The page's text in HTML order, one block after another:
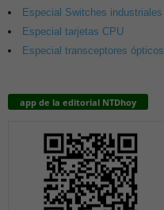
Especial Switches industriales
Especial tarjetas CPU
Especial transceptores ópticos
app de la editorial NTDhoy